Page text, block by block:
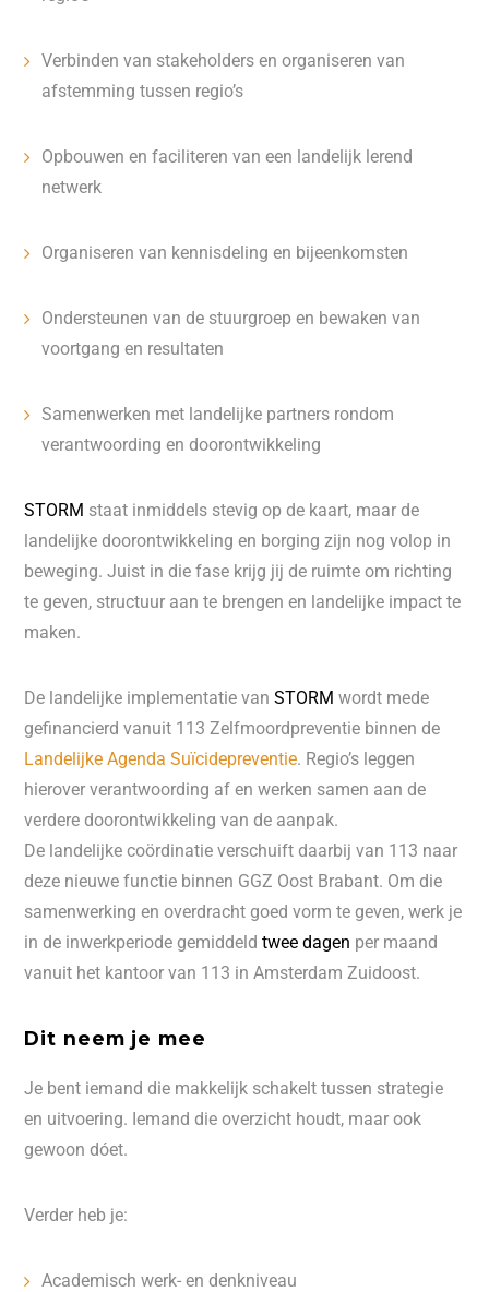
Verbinden van stakeholders en organiseren van
afstemming tussen regio’s
Opbouwen en faciliteren van een landelijk lerend
netwerk
Organiseren van kennisdeling en bijeenkomsten
Ondersteunen van de stuurgroep en bewaken van
voortgang en resultaten
Samenwerken met landelijke partners rondom
verantwoording en doorontwikkeling
STORM staat inmiddels stevig op de kaart, maar de
landelijke doorontwikkeling en borging zijn nog volop in
beweging. Juist in die fase krijg jij de ruimte om richting
te geven, structuur aan te brengen en landelijke impact te
maken.
De landelijke implementatie vanSTORM wordt mede
gefinancierd vanuit 113 Zelfmoordpreventie binnen de
Landelijke Agenda Suïcidepreventie. Regio’s leggen
hierover verantwoording af en werken samen aan de
verdere doorontwikkeling van de aanpak.
De landelijke coördinatie verschuift daarbij van 113 naar
deze nieuwe functie binnen GGZ Oost Brabant. Om die
samenwerking en overdracht goed vorm te geven, werk je
in de inwerkperiode gemiddeldtwee dagen per maand
vanuit het kantoor van 113 in Amsterdam Zuidoost.
Dit neem je mee
Je bent iemand die makkelijk schakelt tussen strategie
en uitvoering. Iemand die overzicht houdt, maar ook
gewoon dóet.
Verder heb je:
Academisch werk- en denkniveau